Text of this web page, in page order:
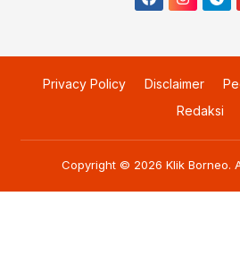
Privacy Policy Disclaimer
Redaksi
Copyright © 2026 Klik Borneo.